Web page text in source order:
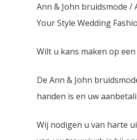
Ann & John bruidsmode /
Your Style Wedding
Wilt u kans maken op
De Ann & John
handen is en uw
Wij nodigen u van harte